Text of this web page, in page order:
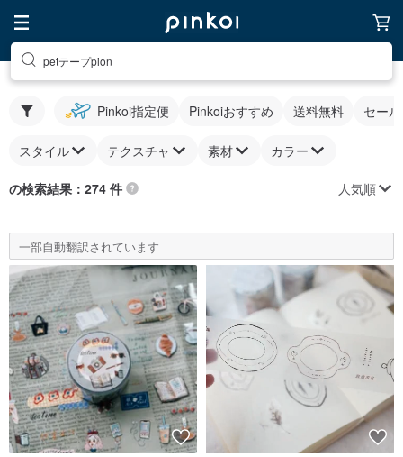
petテープpion
Pinkoi指定便 Pinkoiおすすめ 送料無料 セー
スタイル テクスチャ 素材 カラー
の検索結果：274 件 人気順
一部自動翻訳されています